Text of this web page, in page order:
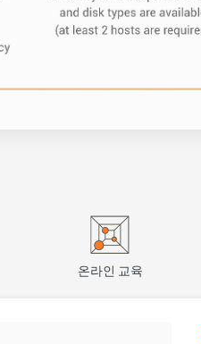
온라인 교육